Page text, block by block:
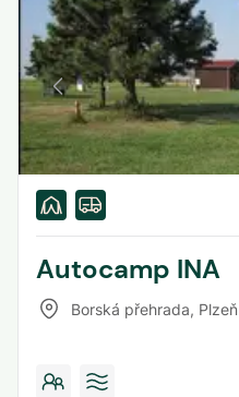
Autocamp INA
Borská přehrada, Plzeň